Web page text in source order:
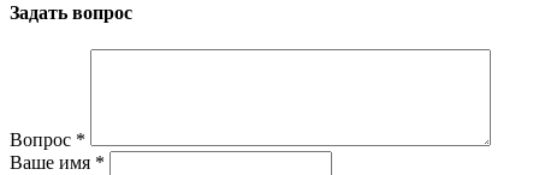
Задать вопрос
Вопрос *
Ваше имя *